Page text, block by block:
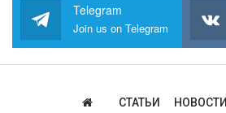
Telegram
Join us on Telegram
СТАТЬИ НОВОСТИ